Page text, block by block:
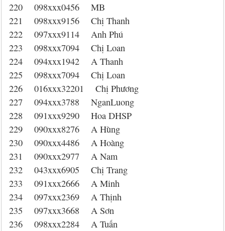
220 098xxx0456 MB
221 098xxx9156 Chị Thanh
222 097xxx9114 Anh Phú
223 098xxx7094 Chị Loan
224 094xxx1942 A Thanh
225 098xxx7094 Chị Loan
226 016xxx32201 Chị Phương
227 094xxx3788 NganLuong
228 091xxx9290 Hoa DHSP
229 090xxx8276 A Hùng
230 090xxx4486 A Hoàng
231 090xxx2977 A Nam
232 043xxx6905 Chị Trang
233 091xxx2666 A Minh
234 097xxx2369 A Thịnh
235 097xxx3668 A Sơn
236 098xxx2284 A Tuấn